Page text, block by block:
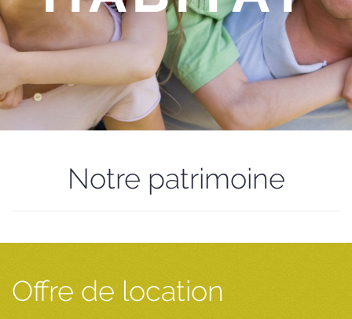
Notre patrimoine
Offre de location